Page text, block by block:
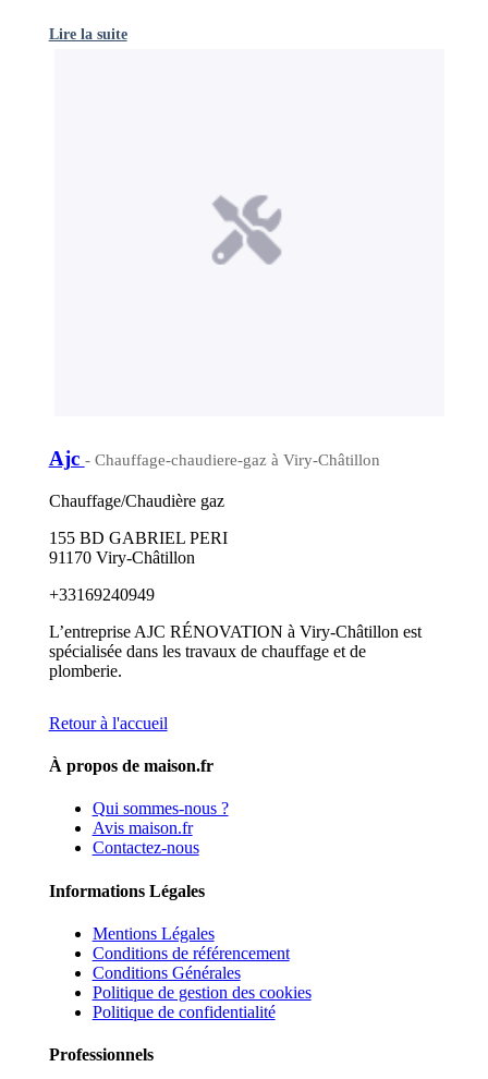
Lire la suite
Ajc - Chauffage-chaudiere-gaz à Viry-Châtillon
Chauffage/Chaudière gaz
155 BD GABRIEL PERI
91170 Viry-Châtillon
+33169240949
L’entreprise AJC RÉNOVATION à Viry-Châtillon est
spécialisée dans les travaux de chauffage et de
plomberie.
Retour à l'accueil
À propos de maison.fr
Qui sommes-nous ?
Avis maison.fr
Contactez-nous
Informations Légales
Mentions Légales
Conditions de référencement
Conditions Générales
Politique de gestion des cookies
Politique de confidentialité
Professionnels